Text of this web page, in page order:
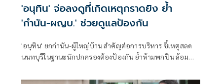
'อนุทิน' จ่อลงดูที่เกิดเหตุกราดยิง ย้ำ
'กำนัน-ผญบ.' ช่วยดูแลป้องกัน
'อนุทิน' ยกกำนัน-ผู้ใหญ่บ้าน สำคัญต่อการบริหาร ชี้เหตุสลด
นนทบุรีในฐานะนักปกครองต้องป้องกัน ย้ำห้ามพกปืน ล้อม
ที่เกิดเหตุ